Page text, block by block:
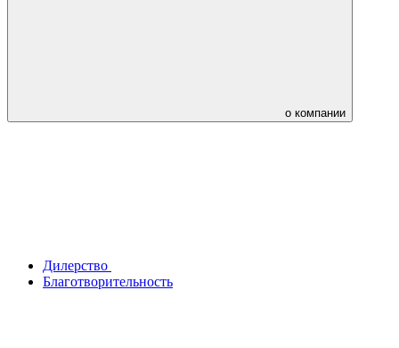
о компании
Дилерство
Благотворительность